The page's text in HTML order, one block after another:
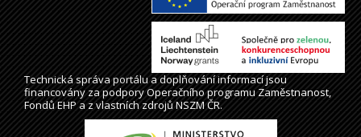
Technická správaportálua doplňování informací jsou
financovány za podpory Operačního programu Zaměstnanost,
Fondů EHP a z vlastních zdrojů NSZM ČR.